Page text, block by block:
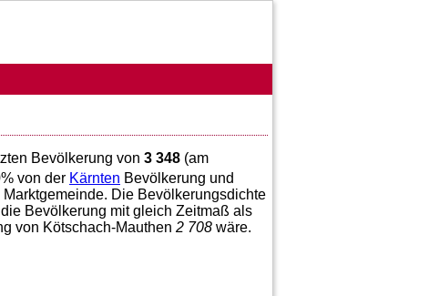
Bevölkerung von 3 348 (am
% von der Kärnten Bevölkerung und
Die Bevölkerungsdichte
die Bevölkerung mit gleich Zeitmaß als
von Kötschach-Mauthen 2 708 wäre.